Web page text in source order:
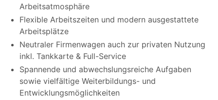
Arbeitsatmosphäre
Flexible Arbeitszeiten und modern ausgestattete
Arbeitsplätze
Neutraler Firmenwagen auch zur privaten Nutzung
inkl. Tankkarte & Full-Service
Spannende und abwechslungsreiche Aufgaben
sowie vielfältige Weiterbildungs- und
Entwicklungsmöglichkeiten